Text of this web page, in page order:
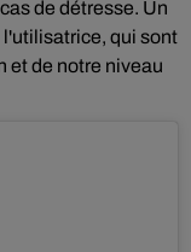
de détresse. Un
l'utilisatrice, qui sont
et de notre niveau